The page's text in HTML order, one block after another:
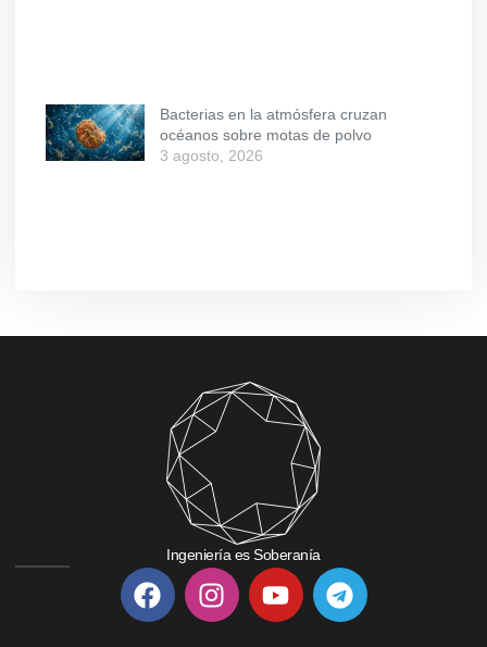
Bacterias en la atmósfera cruzan
océanos sobre motas de polvo
3 agosto, 2026
Ingeniería es Soberanía